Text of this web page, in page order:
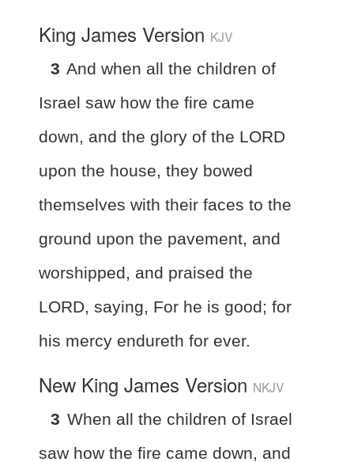
King James Version KJV
3 And when all the children of
Israel saw how the fire came
down, and the glory of the LORD
upon the house, they bowed
themselves with their faces to the
ground upon the pavement, and
worshipped, and praised the
LORD, saying, For he is good; for
his mercy endureth for ever.
New King James Version NKJV
3 When all the children of Israel
saw how the fire came down, and